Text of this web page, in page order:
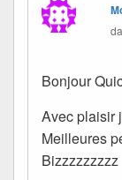
Bonjour
Avec plaisir
Meilleures
Bizzzzzzzzz